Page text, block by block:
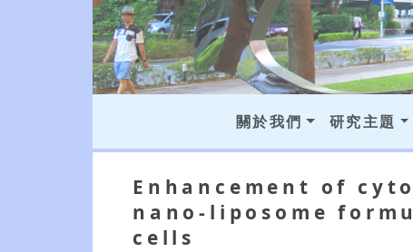
關於我們 研究主題
Enhancement of
nano-liposome
cells